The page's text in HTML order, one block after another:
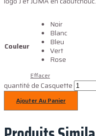
Couleur
Noir
Blanc
Bleu
Vert
Rose
Effacer
quantité de Casquette
Ajouter Au Panier